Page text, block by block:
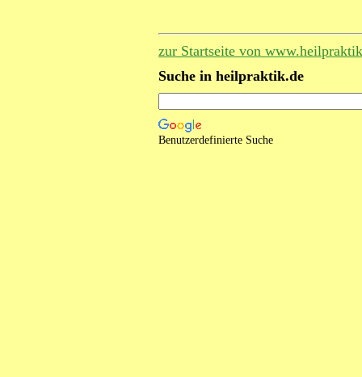
zur Startseite von
Suche in heilpraktik.de
Benutzerdefinierte Suche